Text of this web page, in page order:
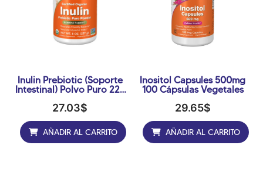
Inulin Prebiotic (soporte
Intestinal) Polvo Puro 227
27.03$
AÑADIR AL CARRITO
Inositol Capsules 500mg
100 Cápsulas Vegetales
29.65$
AÑADIR AL CARRITO